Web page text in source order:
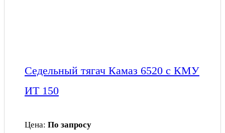
Седельный тягач Камаз 6520 с КМУ
ИТ 150
Цена: По запросу